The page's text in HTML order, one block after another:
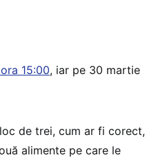
15:00, iar pe 30 martie
de trei, cum ar fi corect,
alimente pe care le